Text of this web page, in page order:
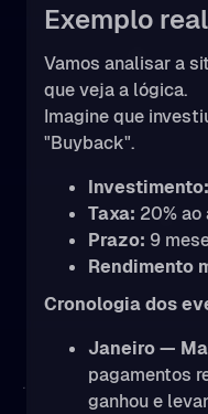
Exemplo
Vamos analisar a
que veja a lógica.
Imagine que
"Buyback".
Investimento:
Taxa: 20% ao
Prazo: 9
Rendimento
Cronologia dos
Janeiro —
pagamentos
ganhou e